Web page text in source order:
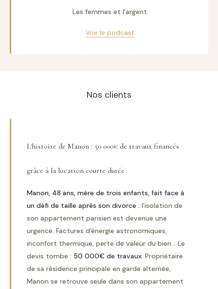
Les femmes et l'argent
Voir le podcast
Nos clients
L'histoire de Manon : 50 000€ de travaux financés
grâce à la location courte durée
Manon, 48 ans, mère de trois enfants, fait face à
un défi de taille après son divorce : l'isolation de
son appartement parisien est devenue une
urgence. Factures d'énergie astronomiques,
inconfort thermique, perte de valeur du bien... Le
devis tombe : 50 000€ de travaux. Propriétaire
de sa résidence principale en garde alternée,
Manon se retrouve seule dans son appartement